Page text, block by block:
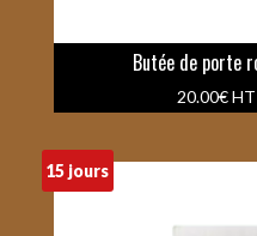
Butée de porte
20.00€
15 jours